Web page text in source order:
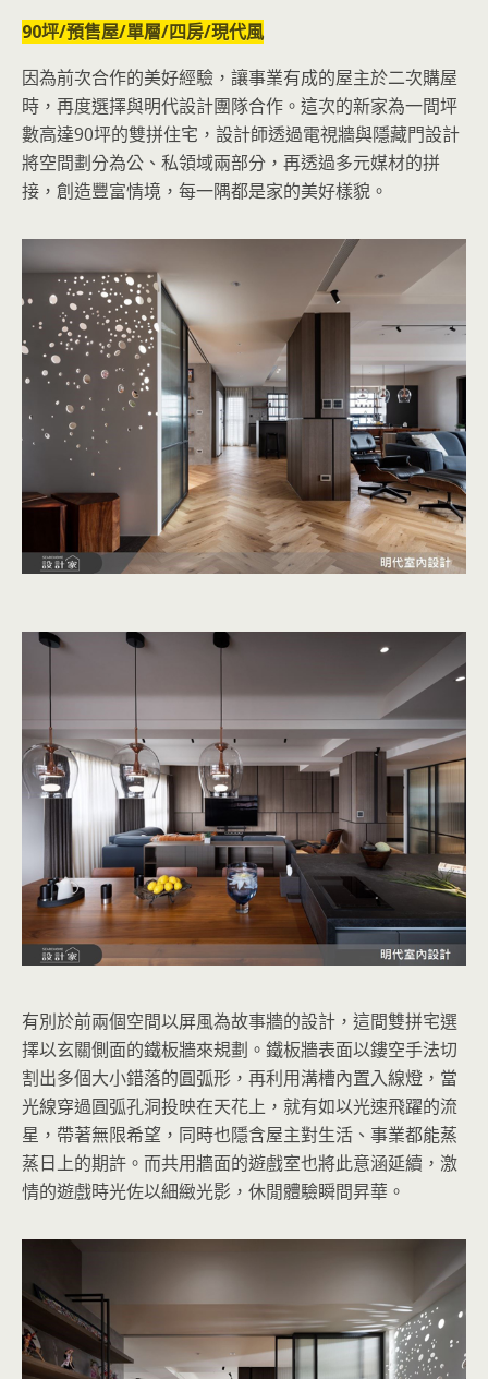
90坪/預售屋/單層/四房/現代風
因為前次合作的美好經驗，讓事業有成的屋主於二次購屋
時，再度選擇與明代設計團隊合作。這次的新家為一間坪
數高達90坪的雙拼住宅，設計師透過電視牆與隱藏門設計
將空間劃分為公、私領域兩部分，再透過多元媒材的拼
接，創造豐富情境，每一隅都是家的美好樣貌。
有別於前兩個空間以屏風為故事牆的設計，這間雙拼宅選
擇以玄關側面的鐵板牆來規劃。鐵板牆表面以鏤空手法切
割出多個大小錯落的圓弧形，再利用溝槽內置入線燈，當
光線穿過圓弧孔洞投映在天花上，就有如以光速飛躍的流
星，帶著無限希望，同時也隱含屋主對生活、事業都能蒸
蒸日上的期許。而共用牆面的遊戲室也將此意涵延續，激
情的遊戲時光佐以細緻光影，休閒體驗瞬間昇華。